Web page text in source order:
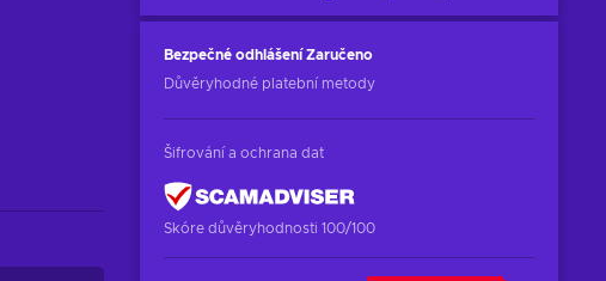
Bezpečné odhlášení Zaručeno
Důvěryhodné platební metody
Šifrování a ochrana dat
Skóre důvěryhodnosti 100/100